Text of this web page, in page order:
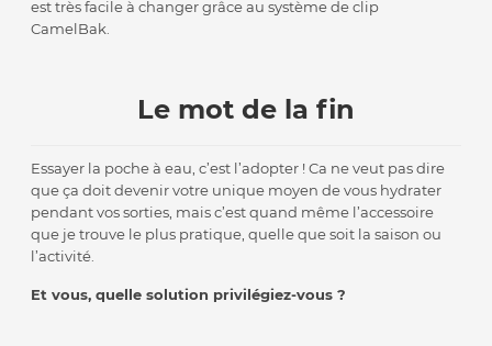
est très facile à changer grâce au système de clip
CamelBak.
Le mot de la fin
Essayer la poche à eau, c’est l’adopter ! Ca ne veut pas dire
que ça doit devenir votre unique moyen de vous hydrater
pendant vos sorties, mais c’est quand même l’accessoire
que je trouve le plus pratique, quelle que soit la saison ou
l’activité.
Et vous, quelle solution privilégiez-vous ?